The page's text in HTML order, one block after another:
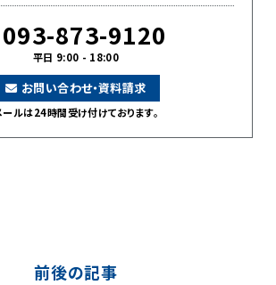
093-873-9120
平日 9:00 - 18:00
お問い合わせ・資料請求
ールは24時間受け付けております。
前後の記事